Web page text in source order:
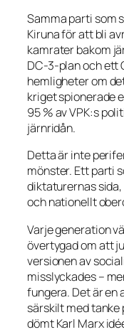
Samma parti som
Kiruna för att bli
kamrater bakom
DC-3-plan och ett
hemligheter om
kriget spionerade
95 % av VPK:s
järnridån.
Detta är inte
mönster. Ett parti
diktaturernas
och nationellt
Varje generation
övertygad om att
versionen av
misslyckades –
fungera. Det är en
särskilt med tanke
dömt Karl Marx